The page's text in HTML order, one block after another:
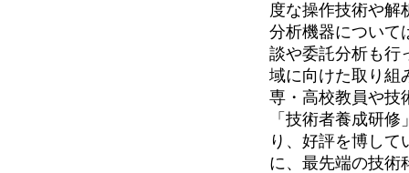
度な操作技術や解
分析機器について
談や委託分析も行
域に向けた取り組
専・高校教員や技
「技術者養成研
り、好評を博して
に、最先端の技術